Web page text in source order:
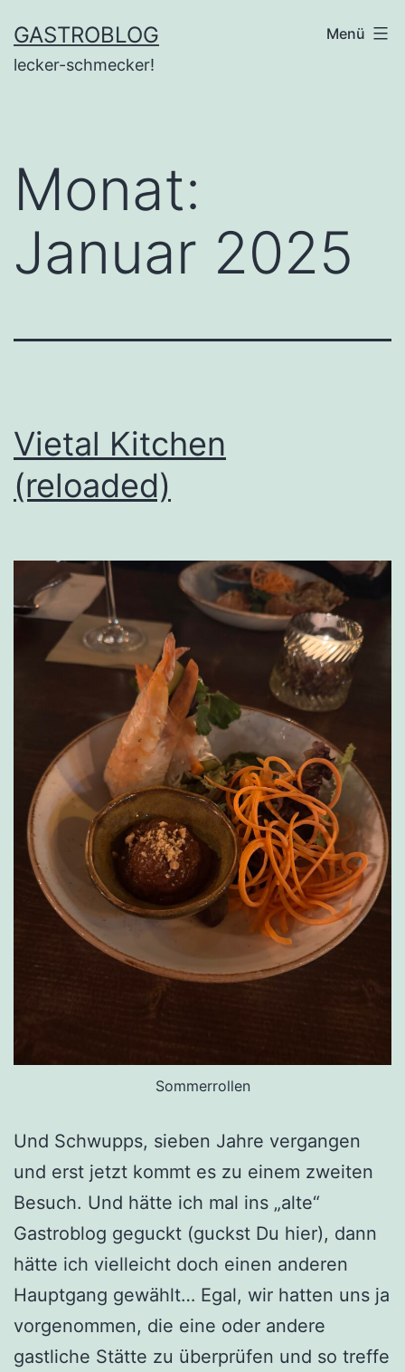
Inhalt
springen
GASTROBLOG
lecker-schmecker!
Menü
Monat:
Januar 2025
Vietal Kitchen
(reloaded)
Sommerrollen
Und Schwupps, sieben Jahre vergangen
und erst jetzt kommt es zu einem zweiten
Besuch. Und hätte ich mal ins „alte“
Gastroblog geguckt (guckst Du hier), dann
hätte ich vielleicht doch einen anderen
Hauptgang gewählt… Egal, wir hatten uns ja
vorgenommen, die eine oder andere
gastliche Stätte zu überprüfen und so treffe